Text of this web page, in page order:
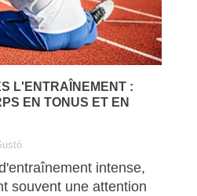
L'ENTRAÎNEMENT :
EN TONUS ET EN
intense,
souvent une attention